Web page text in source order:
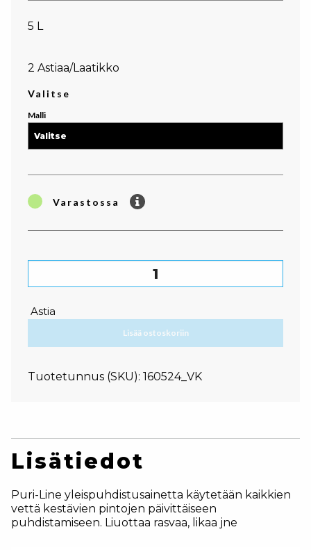
5 L
2 Astiaa/Laatikko
Valitse
Malli
Varastossa
Puri-Line Yleispesu 5L määrä
Astia
Lisää ostoskoriin
Tuotetunnus (SKU): 160524_VK
Lisätiedot
Puri-Line yleispuhdistusainetta käytetään kaikkien
vettä kestävien pintojen päivittäiseen
puhdistamiseen. Liuottaa rasvaa, likaa jne